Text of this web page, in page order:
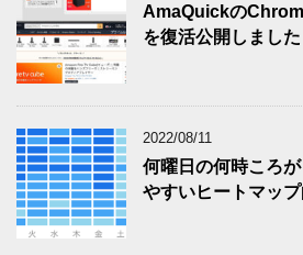
AmaQuickの
を復活公開しました
2022/08/11
何曜日の何時ころ
やすいヒートマッ